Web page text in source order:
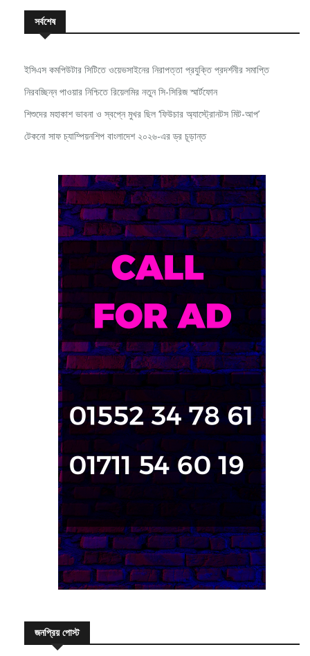
সর্বশেষ
নিরবচ্ছিন্ন পাওয়ার নিশ্চিতে রিয়েলমির নতুন সি-সিরিজ স্মার্টফোন
শিশুদের মহাকাশ ভাবনা ও স্বপ্নে মুখর ছিল ‘ফিউচার অ্যাস্ট্রোনটস মিট-আপ’
টেকনো সাফ চ্যাম্পিয়নশিপ বাংলাদেশ ২০২৬-এর ড্র চূড়ান্ত
জনপ্রিয় পোস্ট